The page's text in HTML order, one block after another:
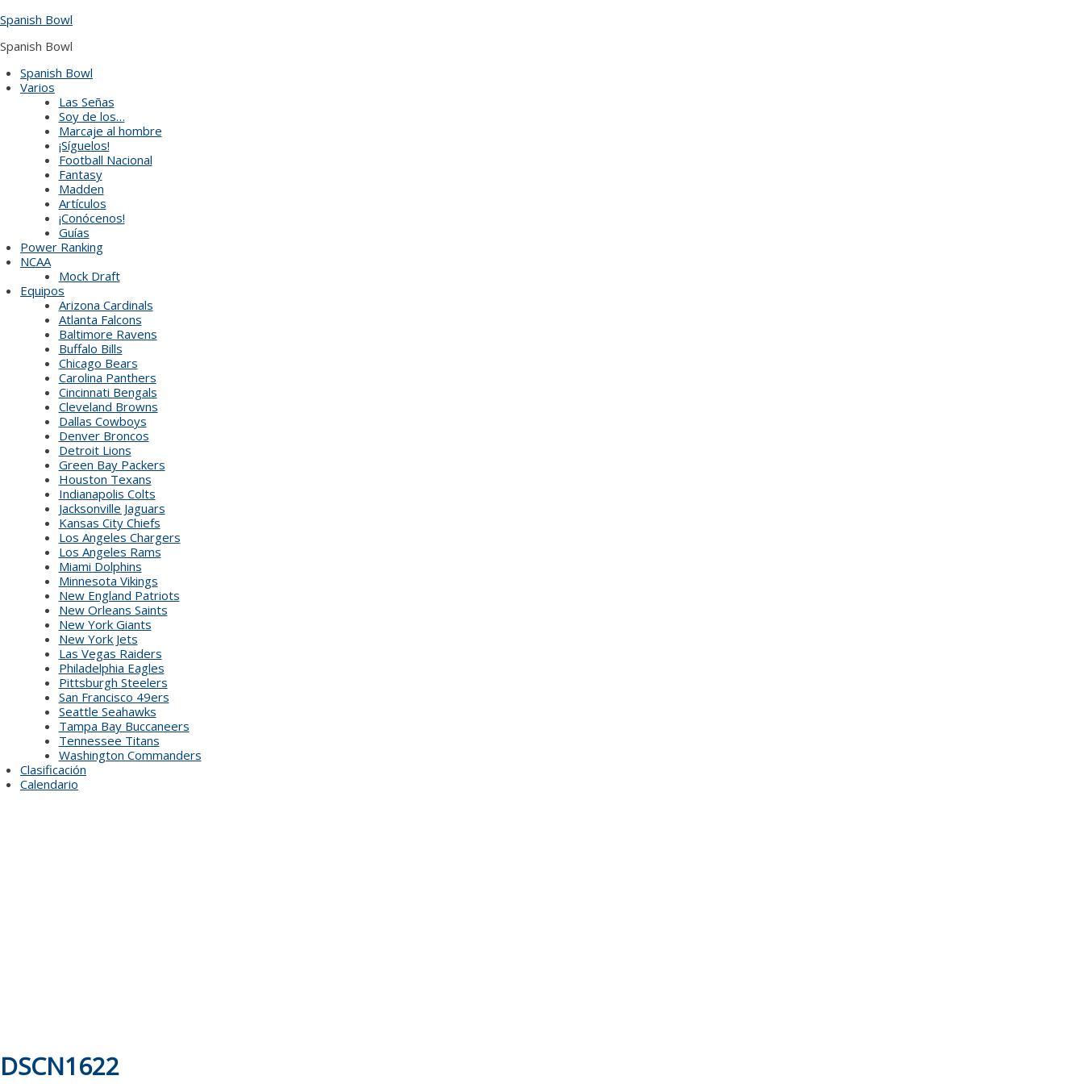
to
Spanish Bowl
Spanish Bowl
Spanish Bowl
Varios
Las Señas
Soy de los…
Marcaje al hombre
¡Síguelos!
Football Nacional
Fantasy
Madden
Artículos
¡Conócenos!
Guías
Power Ranking
NCAA
Mock Draft
Equipos
Arizona Cardinals
Atlanta Falcons
Baltimore Ravens
Buffalo Bills
Chicago Bears
Carolina Panthers
Cincinnati Bengals
Cleveland Browns
Dallas Cowboys
Denver Broncos
Detroit Lions
Green Bay Packers
Houston Texans
Indianapolis Colts
Jacksonville Jaguars
Kansas City Chiefs
Los Angeles Chargers
Los Angeles Rams
Miami Dolphins
Minnesota Vikings
New England Patriots
New Orleans Saints
New York Giants
New York Jets
Las Vegas Raiders
Philadelphia Eagles
Pittsburgh Steelers
San Francisco 49ers
Seattle Seahawks
Tampa Bay Buccaneers
Tennessee Titans
Washington Commanders
Clasificación
Calendario
DSCN1622